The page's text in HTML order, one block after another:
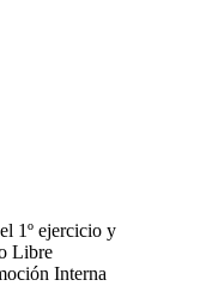
1º ejercicio y
Libre
Interna